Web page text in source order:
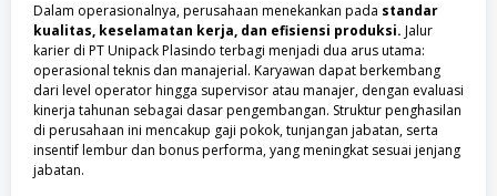
Dalam operasionalnya, perusahaan menekankan pada standar
kualitas, keselamatan kerja, dan efisiensi produksi. Jalur
karier di PT Unipack Plasindo terbagi menjadi dua arus utama:
operasional teknis dan manajerial. Karyawan dapat berkembang
dari level operator hingga supervisor atau manajer, dengan evaluasi
kinerja tahunan sebagai dasar pengembangan. Struktur penghasilan
di perusahaan ini mencakup gaji pokok, tunjangan jabatan, serta
insentif lembur dan bonus performa, yang meningkat sesuai jenjang
jabatan.